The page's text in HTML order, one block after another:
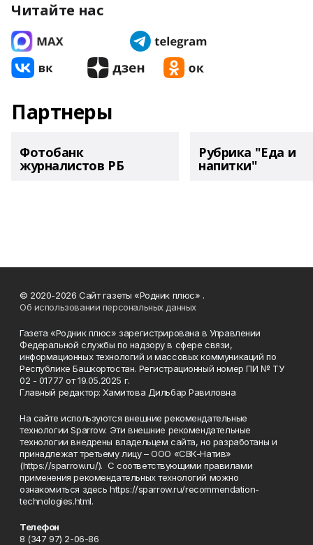
Читайте нас
Партнеры
Фотобанк
журналистов РБ
Рубрика "Еда и
напитки"
© 2020-2026 Сайт газеты «Родник плюс» .
Об использовании персональных данных
Газета «Родник плюс» зарегистрирована в Управлении
Федеральной службы по надзору в сфере связи,
информационных технологий и массовых коммуникаций по
Республике Башкортостан. Регистрационный номер ПИ № ТУ
02 - 01777 от 19.05.2025 г.
Главный редактор: Хамитова Дильбар Равиловна
На сайте используются внешние рекомендательные
технологии Sparrow. Эти внешние рекомендательные
технологии внедрены владельцем сайта, но разработаны и
принадлежат третьему лицу – ООО «СВК-Натив»
(https://sparrow.ru/). С соответствующими правилами
применения рекомендательных технологий можно
ознакомиться здесь https://sparrow.ru/recommendation-
technologies.html.
Телефон
8 (347 97) 2-06-86